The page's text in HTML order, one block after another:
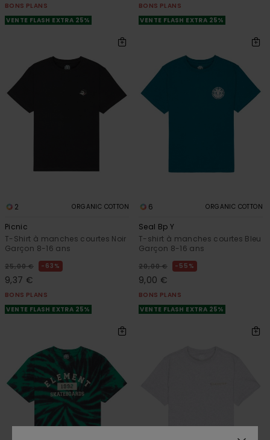
BONS PLANS
VENTE FLASH EXTRA 25%
BONS PLANS
VENTE FLASH EXTRA 25%
2 ORGANIC COTTON
Picnic
T-Shirt à manches courtes Noir
Garçon 8-16 ans
25,00 € 63%
9,37 €
BONS PLANS
VENTE FLASH EXTRA 25%
6 ORGANIC COTTON
Seal Bp Y
T-shirt à manches courtes Bleu
Garçon 8-16 ans
20,00 € 55%
9,00 €
BONS PLANS
VENTE FLASH EXTRA 25%